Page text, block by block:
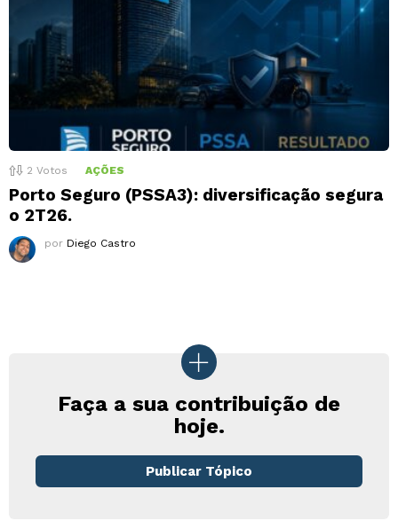
2 Votos AÇÕES
Porto Seguro (PSSA3): diversificação segura
o 2T26.
por Diego Castro
Faça a sua contribuição de
hoje.
Publicar Tópico